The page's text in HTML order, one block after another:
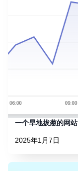
一个旱地拔葱的网
2025年1月7日